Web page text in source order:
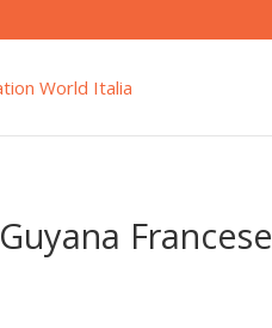
Guyana Francese